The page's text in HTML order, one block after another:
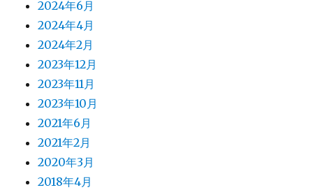
2024年6月
2024年4月
2024年2月
2023年12月
2023年11月
2023年10月
2021年6月
2021年2月
2020年3月
2018年4月